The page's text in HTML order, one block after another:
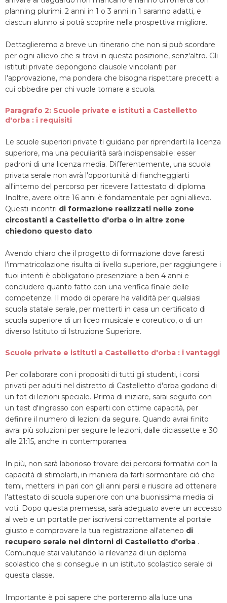
planning plurimi. 2 anni in 1 o 3 anni in 1 saranno adatti, e
ciascun alunno si potrà scoprire nella prospettiva migliore.
Dettaglieremo a breve un itinerario che non si può scordare
per ogni allievo che si trovi in questa posizione, senz'altro. Gli
istituti private depongono clausole vincolanti per
l'approvazione, ma pondera che bisogna rispettare precetti a
cui obbedire per chi vuole tornare a scuola.
Paragrafo 2: Scuole private e istituti a Castelletto
d'orba : i requisiti
Le scuole superiori private ti guidano per riprenderti la licenza
superiore, ma una peculiarità sarà indispensabile: esser
padroni di una licenza media. Differentemente, una scuola
privata serale non avrà l'opportunità di fiancheggiarti
all'interno del percorso per ricevere l'attestato di diploma.
Inoltre, avere oltre 16 anni è fondamentale per ogni allievo.
Questi incontri di formazione realizzati nelle zone
circostanti a Castelletto d'orba o in altre zone
chiedono questo dato.
Avendo chiaro che il progetto di formazione dove faresti
l'immatricolazione risulta di livello superiore, per raggiungere i
tuoi intenti è obbligatorio presenziare a ben 4 anni e
concludere quanto fatto con una verifica finale delle
competenze. Il modo di operare ha validità per qualsiasi
scuola statale serale, per metterti in casa un certificato di
scuola superiore di un liceo musicale e coreutico, o di un
diverso Istituto di Istruzione Superiore.
Scuole private e istituti a Castelletto d'orba : i vantaggi
Per collaborare con i propositi di tutti gli studenti, i corsi
privati per adulti nel distretto di Castelletto d'orba godono di
un tot di lezioni speciale. Prima di iniziare, sarai seguito con
un test d'ingresso con esperti con ottime capacità, per
definire il numero di lezioni da seguire. Quando avrai finito
avrai più soluzioni per seguire le lezioni, dalle diciassette e 30
alle 21:15, anche in contemporanea.
In più, non sarà laborioso trovare dei percorsi formativi con la
capacità di stimolarti, in maniera da farti sormontare ciò che
temi, mettersi in pari con gli anni persi e riuscire ad ottenere
l'attestato di scuola superiore con una buonissima media di
voti. Dopo questa premessa, sarà adeguato avere un accesso
al web e un portatile per iscriversi correttamente al portale
giusto e comprovare la tua registrazione all'ateneo di
recupero serale nei dintorni di Castelletto d'orba .
Comunque stai valutando la rilevanza di un diploma
scolastico che si consegue in un istituto scolastico serale di
questa classe.
Importante è poi sapere che porteremo alla luce una